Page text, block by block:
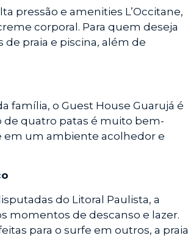
pressão e amenities L’Occitane,
corporal. Para quem deseja
de praia e piscina, além de
família, o Guest House Guarujá é
de quatro patas é muito bem-
em um ambiente acolhedor e
do Litoral Paulista, a
momentos de descanso e lazer.
para o surfe em outros, a praia